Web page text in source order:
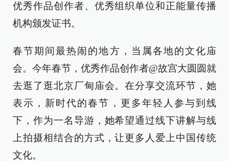
优秀作品创作者、优秀组织单位和正能量传播
机构颁发证书。
春节期间最热闹的地方，当属各地的文化庙
会。今年春节，优秀作品创作者@故宫大圆圆就
去逛了逛北京厂甸庙会。在分享交流环节，她
表示，新时代的春节，更多年轻人参与到线
下，作为一名导游，她希望通过线下讲解与线
上拍摄相结合的方式，让更多人爱上中国传统
文化。